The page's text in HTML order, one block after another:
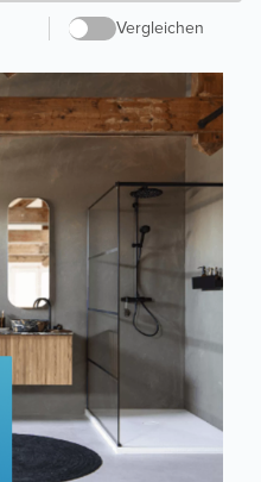
Vergleichen